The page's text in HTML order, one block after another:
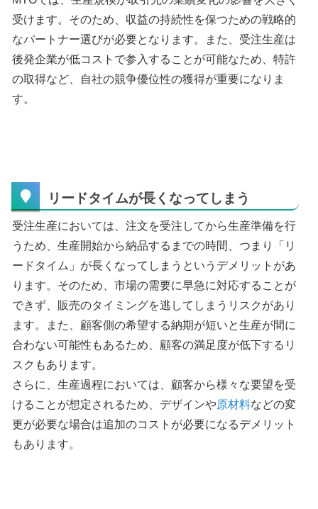
受けます。そのため、収益の持続性を保つための戦略的
なパートナー選びが必要となります。また、受注生産は
後発企業が低コストで参入することが可能なため、特許
の取得など、自社の競争優位性の獲得が重要になりま
す。
リードタイムが長くなってしまう
受注生産においては、注文を受注してから生産準備を行
うため、生産開始から納品するまでの時間、つまり「リ
ードタイム」が長くなってしまうというデメリットがあ
ります。そのため、市場の需要に早急に対応することが
できず、販売のタイミングを逃してしまうリスクがあり
ます。また、顧客側の希望する納期が短いと生産が間に
合わない可能性もあるため、顧客の満足度が低下するリ
スクもあります。
さらに、生産過程においては、顧客から様々な要望を受
けることが想定されるため、デザインや原材料などの変
更が必要な場合は追加のコストが必要になるデメリット
もあります。